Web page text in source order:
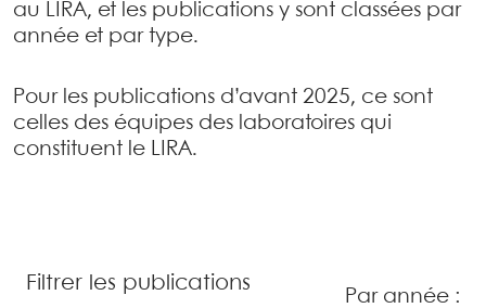
au LIRA, et les publications y sont classées par
année et par type.
Pour les publications d’avant 2025, ce sont
celles des équipes des laboratoires qui
constituent le LIRA.
Filtrer les publications
Par année :